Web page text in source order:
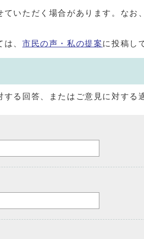
いただく場合があります。な
、 市民の声・私の提案に投稿し
る回答、またはご意見に対す